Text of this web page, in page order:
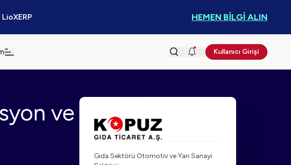
HEMEN BİLGİ ALIN
Kullanıcı Girişi
ve
Gıda Sektörü Otomotiv ve Yan Sanayi